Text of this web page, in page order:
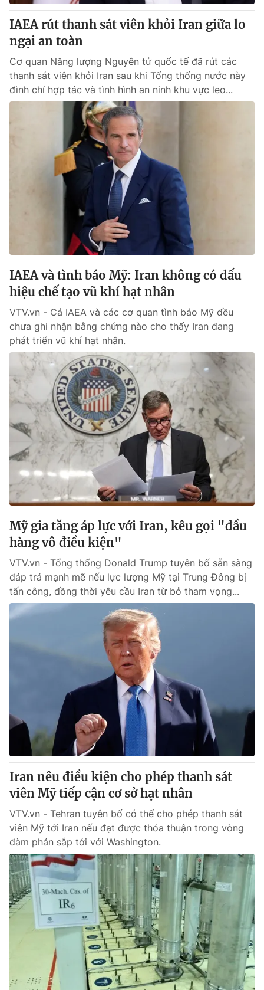
IAEA rút thanh sát viên khỏi Iran giữa lo
ngại an toàn
Cơ quan Năng lượng Nguyên tử quốc tế đã rút các
thanh sát viên khỏi Iran sau khi Tổng thống nước này
đình chỉ hợp tác và tình hình an ninh khu vực leo...
IAEA và tình báo Mỹ: Iran không có dấu
hiệu chế tạo vũ khí hạt nhân
VTV.vn - Cả IAEA và các cơ quan tình báo Mỹ đều
chưa ghi nhận bằng chứng nào cho thấy Iran đang
phát triển vũ khí hạt nhân.
Mỹ gia tăng áp lực với Iran, kêu gọi "đầu
hàng vô điều kiện"
VTV.vn - Tổng thống Donald Trump tuyên bố sẵn sàng
đáp trả mạnh mẽ nếu lực lượng Mỹ tại Trung Đông bị
tấn công, đồng thời yêu cầu Iran từ bỏ tham vọng...
Iran nêu điều kiện cho phép thanh sát
viên Mỹ tiếp cận cơ sở hạt nhân
VTV.vn - Tehran tuyên bố có thể cho phép thanh sát
viên Mỹ tới Iran nếu đạt được thỏa thuận trong vòng
đàm phán sắp tới với Washington.